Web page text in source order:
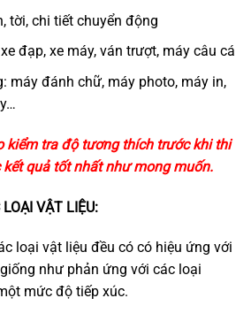
tời, chi tiết chuyển động
đạp, xe máy, ván trượt, máy câu cá
máy đánh chữ, máy photo, máy in,
kiểm tra độ tương thích trước khi thi
quả tốt nhất như mong muốn.
VẬT LIỆU:
loại vật liệu đều có có hiệu ứng với
như phản ứng với các loại
mức độ tiếp xúc.